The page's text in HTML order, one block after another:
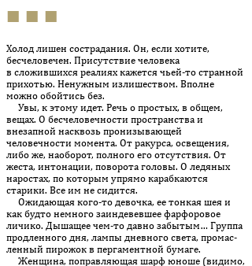
■ ■ ■
Холод лишен сострадания. Он, если хотите,
бесчеловечен. При­сут­ствие человека
в сложившихся реалиях кажется чьей-то странной
прихотью. Ненужным излишеством. Вполне
можно обойтись без.
Увы, к этому идет. Речь о простых, в общем,
вещах. О бесчеловечности пространства и
внезапной насквозь пронизывающей
человечности момента. От ракурса, освещения,
либо же, наоборот, полного его отсутствия. От
жеста, интонации, поворота головы. О ледяных
наростах, по которым упрямо карабкаются
старики. Все им не сидится.
Ожидающая кого-то девочка, ее тонкая шея и
как будто немного за­индевевшее фарфоровое
личико. Дышащее чем-то давно забы­тым… Группа
продленного дня, лампы дневного света, промас­
лен­ный пирожок в пергаментной бумаге.
Женщина, поправляющая шарф юноше (видимо,